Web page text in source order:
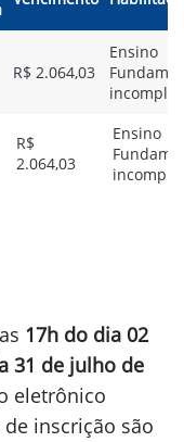
R$ 2.064,03
Ensino
R$
2.064,03
Ensino
17h do dia 02
31 de julho de
eletrônico
de inscrição são